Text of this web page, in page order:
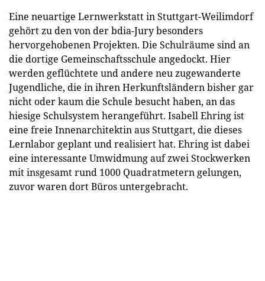
Eine neuartige Lernwerkstatt in Stuttgart-Weilimdorf
gehört zu den von der bdia-Jury besonders
hervorgehobenen Projekten. Die Schulräume sind an
die dortige Gemeinschaftsschule angedockt. Hier
werden geflüchtete und andere neu zugewanderte
Jugendliche, die in ihren Herkunftsländern bisher gar
nicht oder kaum die Schule besucht haben, an das
hiesige Schulsystem herangeführt. Isabell Ehring ist
eine freie Innenarchitektin aus Stuttgart, die dieses
Lernlabor geplant und realisiert hat. Ehring ist dabei
eine interessante Umwidmung auf zwei Stockwerken
mit insgesamt rund 1000 Quadratmetern gelungen,
zuvor waren dort Büros untergebracht.